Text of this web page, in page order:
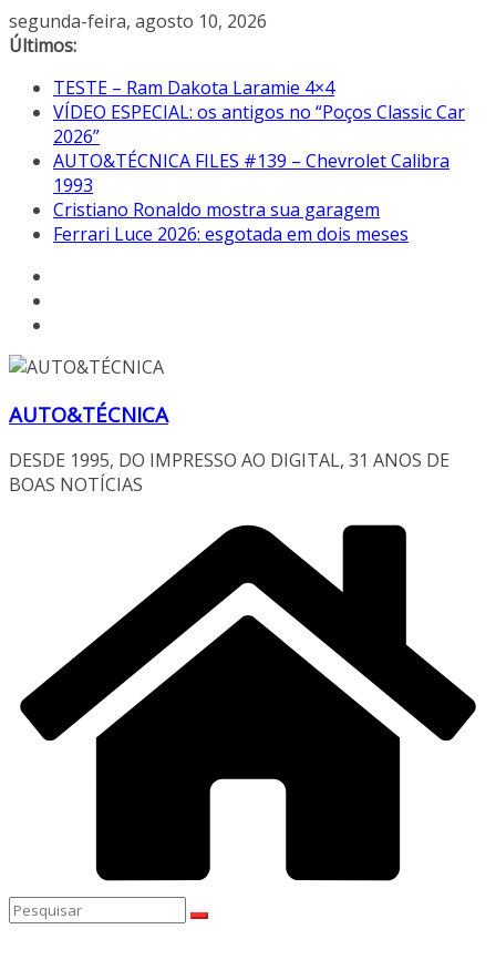
Pular
para
conteúdo
segunda-feira, agosto 10, 2026
Últimos:
TESTE – Ram Dakota Laramie 4×4
VÍDEO ESPECIAL: os antigos no “Poços Classic Car
2026”
AUTO&TÉCNICA FILES #139 – Chevrolet Calibra
1993
Cristiano Ronaldo mostra sua garagem
Ferrari Luce 2026: esgotada em dois meses
AUTO&TÉCNICA
DESDE 1995, DO IMPRESSO AO DIGITAL, 31 ANOS DE
BOAS NOTÍCIAS